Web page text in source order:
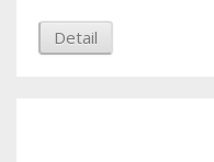
Detail